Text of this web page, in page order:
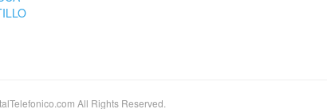
All Rights Reserved.